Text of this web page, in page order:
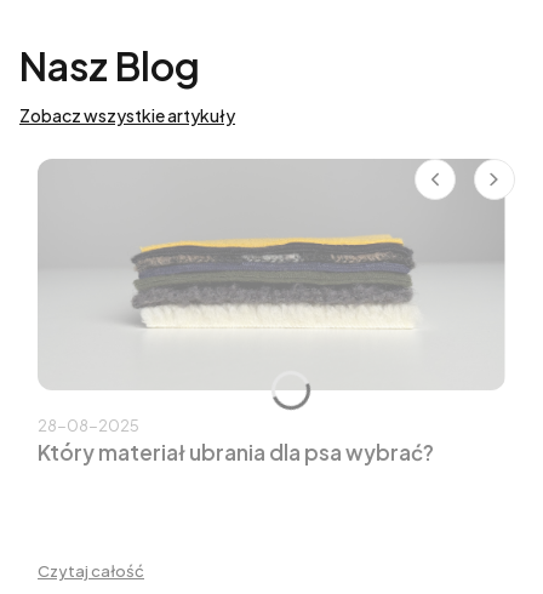
Nasz Blog
Zobacz wszystkie artykuły
28-08-2025
Który materiał ubrania dla psa wybrać?
Czytaj całość